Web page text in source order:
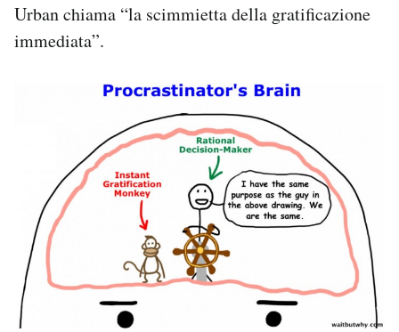
Urban chiama “la scimmietta della gratificazione
immediata”.